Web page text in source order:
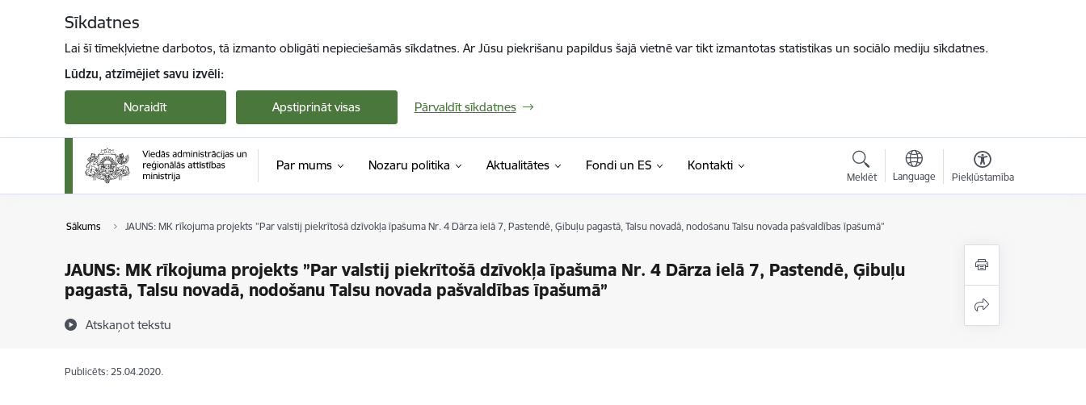
Sīkdatnes
Lai šī tīmekļvietne darbotos, tā izmanto obligāti nepieciešamās sīkdatnes. Ar Jūsu piekrišanu papildus šajā vietnē var tikt izmantotas statistikas un sociālo mediju sīkdatnes.
Lūdzu, atzīmējiet savu izvēli:
Noraidīt Apstiprināt visas Pārvaldīt sīkdatnes
Par mums Nozaru politika Aktualitātes Fondi un ES Kontakti
Meklēt Language Piekļūstamība
Sākums JAUNS: MK rīkojuma projekts ”Par valstij piekrītošā dzīvokļa īpašuma Nr. 4 Dārza ielā 7, Pastendē, Ģibuļu pagastā, Talsu novadā, nodošanu Talsu novada pašvaldības īpašumā”
JAUNS: MK rīkojuma projekts ”Par valstij piekrītošā dzīvokļa īpašuma Nr. 4 Dārza ielā 7, Pastendē, Ģibuļu
pagastā, Talsu novadā, nodošanu Talsu novada pašvaldības īpašumā”
Atskaņot tekstu
Publicēts: 25.04.2020.